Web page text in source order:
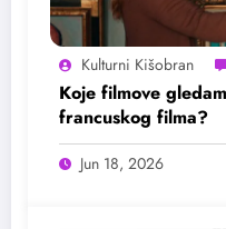
Kulturni Kišobran
Koje filmove
francuskog filma?
Jun 18, 2026